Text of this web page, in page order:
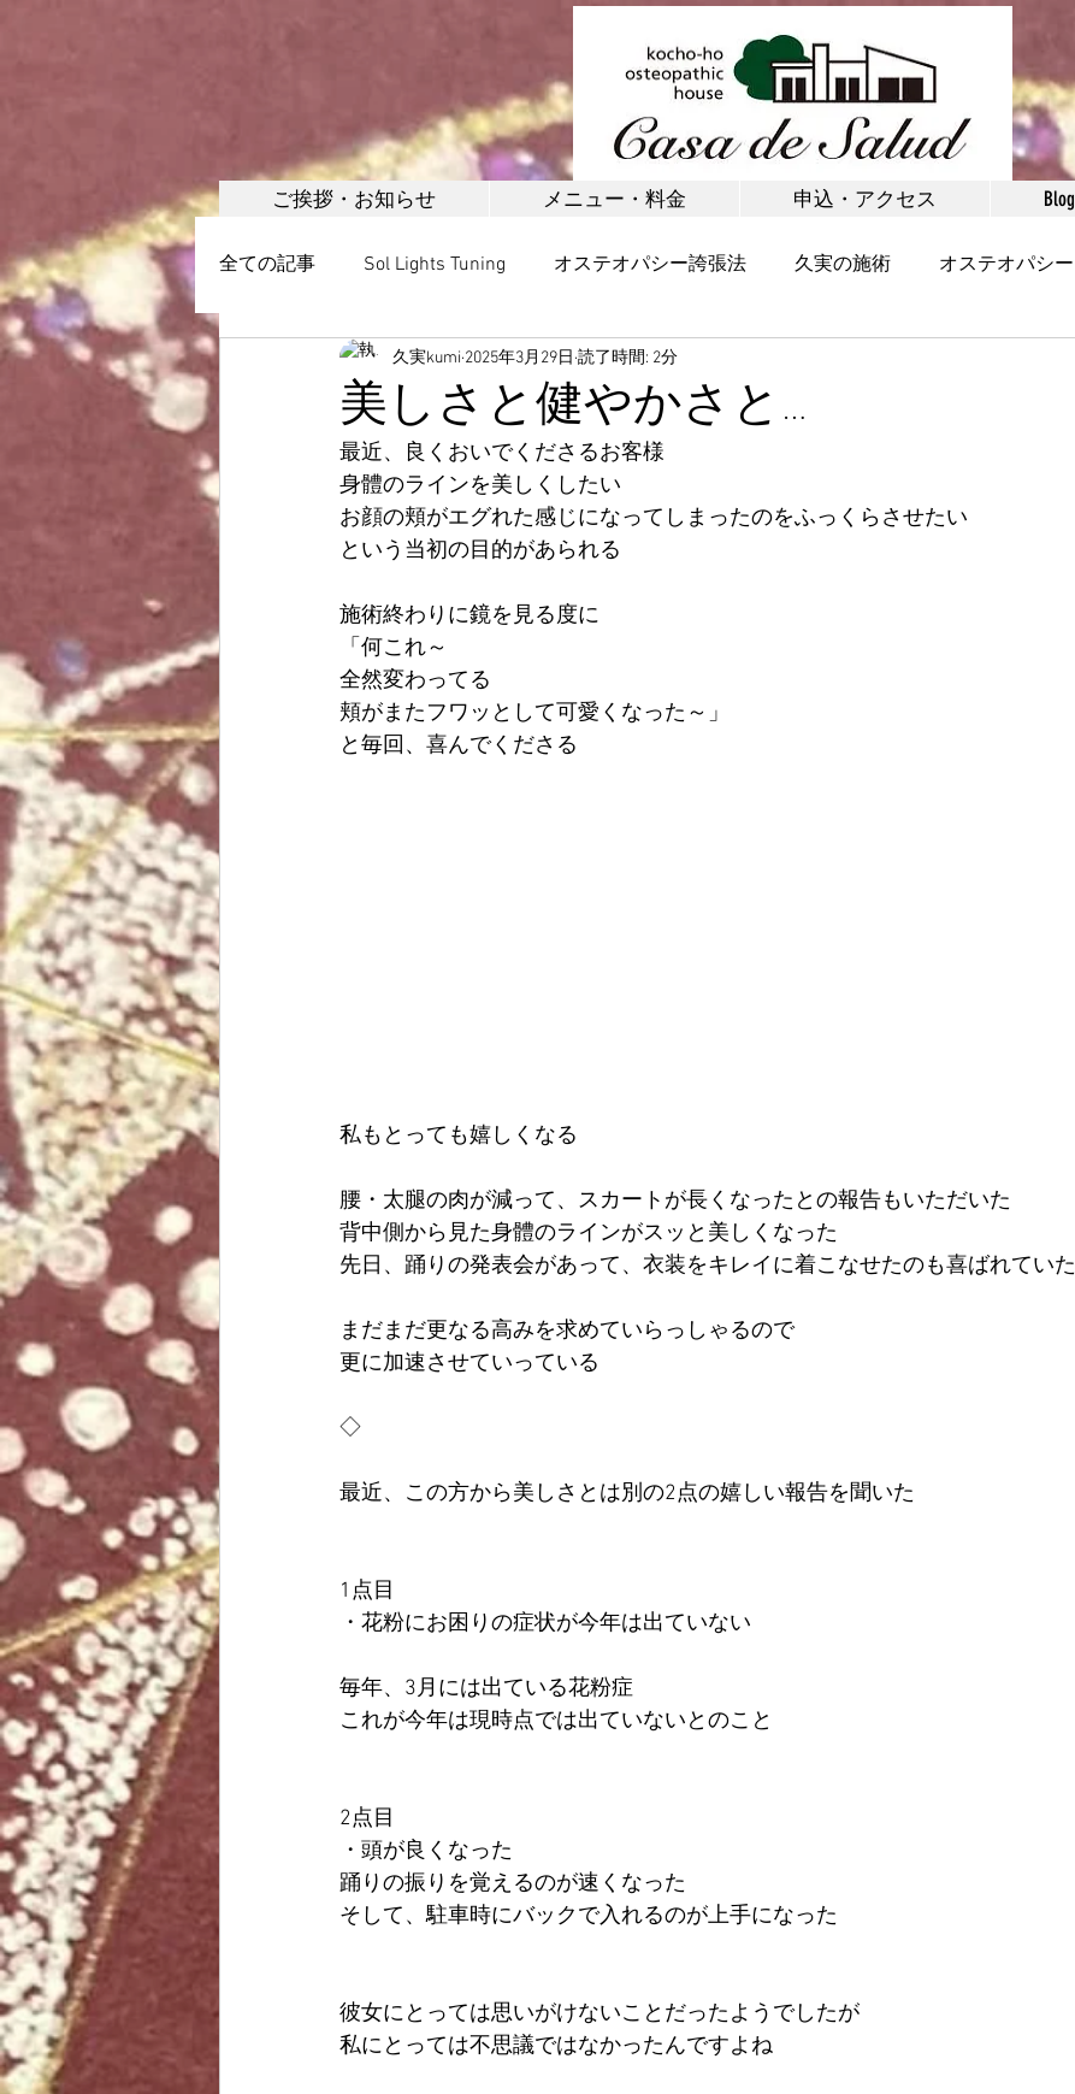
ご挨拶・お知らせ メニュー・料金 申込・アクセス Blog
全ての記事 Sol Lights Tuning オステオパシー誇張法 久実の施術 オステオパシー
ボディメイク 美容調整・矯正 お客様の声
日本誇張法協会 頭蓋調整 首・肩
読書 趣味 オステオパシー誇張法名古屋クラス
美しさと健やかさと…
久実kumi 2025年3月29日 読了時間: 2分
最近、良くおいでくださるお客様
身體のラインを美しくしたい
お顔の頬がエグれた感じになってしまったのをふっくらさせたい
という当初の目的があられる
施術終わりに鏡を見る度に
「何これ～
全然変わってる
頬がまたフワッとして可愛くなった～」
と毎回、喜んでくださる
私もとっても嬉しくなる
腰・太腿の肉が減って、スカートが長くなったとの報告もいただいた
背中側から見た身體のラインがスッと美しくなった
先日、踊りの発表会があって、衣装をキレイに着こなせたのも喜ばれていた
まだまだ更なる高みを求めていらっしゃるので
更に加速させていっている
◇
最近、この方から美しさとは別の2点の嬉しい報告を聞いた
1点目
・花粉にお困りの症状が今年は出ていない
毎年、3月には出ている花粉症
これが今年は現時点では出ていないとのこと
2点目
・頭が良くなった
踊りの振りを覚えるのが速くなった
そして、駐車時にバックで入れるのが上手になった
彼女にとっては思いがけないことだったようでしたが
私にとっては不思議ではなかったんですよね